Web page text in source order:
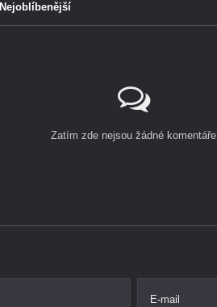
Nejoblíbenější
Zatím zde nejsou žádné komentáře
E-mail